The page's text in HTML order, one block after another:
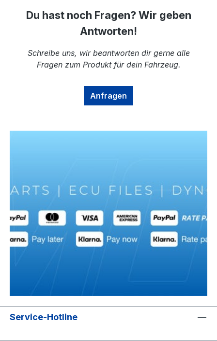
Du hast noch Fragen? Wir geben
Antworten!
Schreibe uns, wir beantworten dir gerne alle
Fragen zum Produkt für dein Fahrzeug.
Anfragen
Service-Hotline